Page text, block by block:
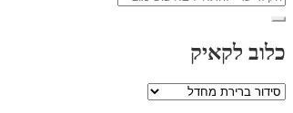
כלוב לקאיק